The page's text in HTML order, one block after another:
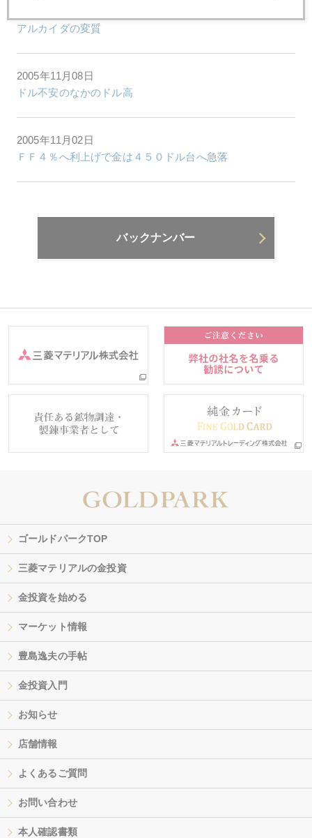
アルカイダの変質
2005年11月08日
ドル不安のなかのドル高
2005年11月02日
ＦＦ４％へ利上げで金は４５０ドル台へ急落
バックナンバー
ゴールドパークTOP
三菱マテリアルの金投資
金投資を始める
マーケット情報
豊島逸夫の手帖
金投資入門
お知らせ
店舗情報
よくあるご質問
お問い合わせ
本人確認書類